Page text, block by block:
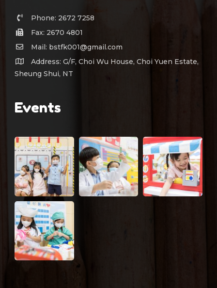
Phone: 2672 7258
Fax: 2670 4801
Mail: bstfk001@gmail.com
Address: G/F, Choi Wu House, Choi Yuen Estate,
Sheung Shui, NT
Events